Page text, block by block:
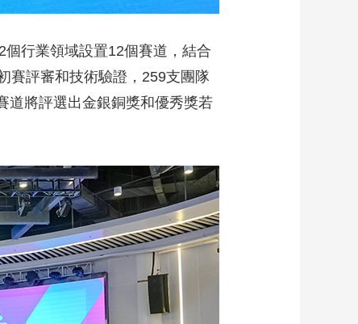
個行業領域設置12個賽道，結合
賽評審和技術驗證，259支團隊
道將評選出金銀銅獎和優秀獎若